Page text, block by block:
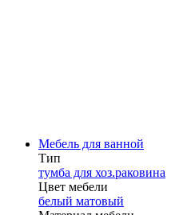
Мебель для ванной
Тип
тумба для хоз.раковина
Цвет мебели
белый матовый